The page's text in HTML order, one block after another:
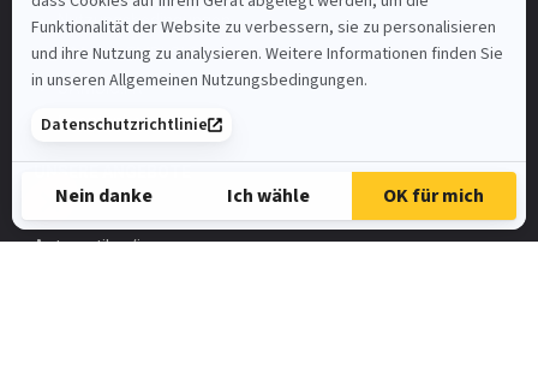
Nutzungsbedingungen
SAMSIC-EMPLOI.CH
SAMSIC.FR
Spontanbewerbung
Automatiker/in